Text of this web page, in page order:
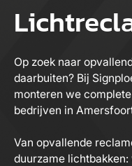
Op zoek naar
daarbuiten? Bij
monteren we
bedrijven in
Van opvallende
duurzame